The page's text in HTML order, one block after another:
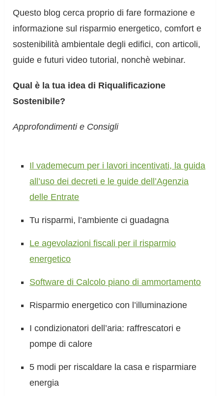
Questo blog cerca proprio di fare formazione e
informazione sul risparmio energetico, comfort e
sostenibilità ambientale degli edifici, con articoli,
guide e futuri video tutorial, nonchè webinar.
Qual è la tua idea di Riqualificazione
Sostenibile?
Approfondimenti e Consigli
Il vademecum per i lavori incentivati, la guida
all’uso dei decreti e le guide dell’Agenzia
delle Entrate
Tu risparmi, l’ambiente ci guadagna
Le agevolazioni fiscali per il risparmio
energetico
Software di Calcolo piano di ammortamento
Risparmio energetico con l’illuminazione
I condizionatori dell’aria: raffrescatori e
pompe di calore
5 modi per riscaldare la casa e risparmiare
energia